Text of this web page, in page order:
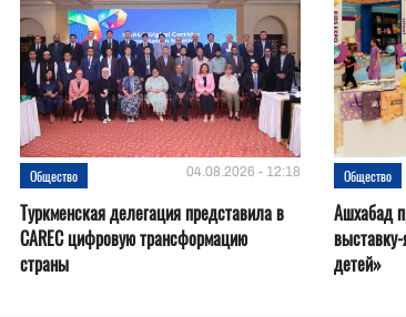
Общество 04.08.2026 - 12:18
Туркменская делегация представила в
CAREC цифровую трансформацию
страны
Общество
Ашхабад
детей»